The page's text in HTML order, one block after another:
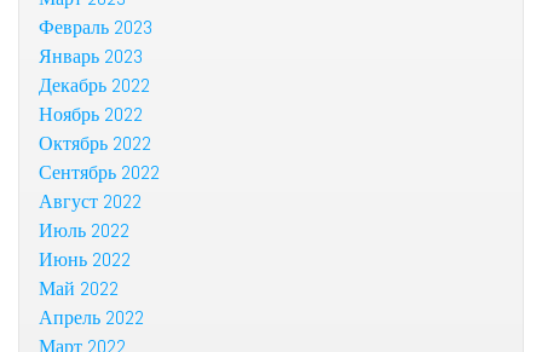
Февраль 2023
Январь 2023
Декабрь 2022
Ноябрь 2022
Октябрь 2022
Сентябрь 2022
Август 2022
Июль 2022
Июнь 2022
Май 2022
Апрель 2022
Март 2022